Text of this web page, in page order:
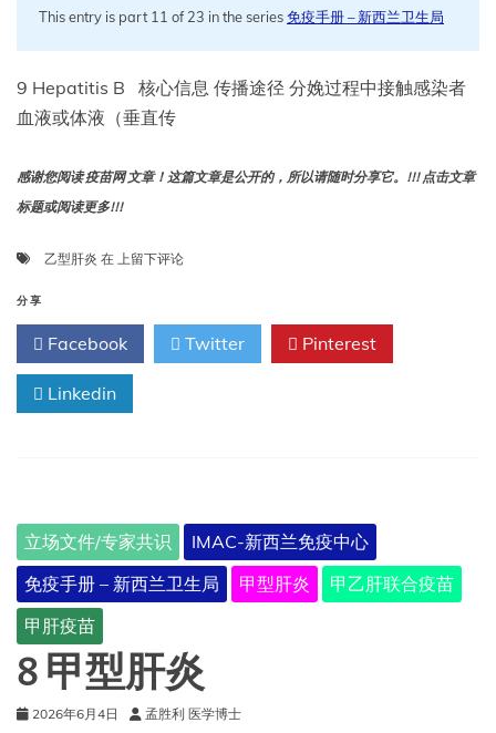
忧
This entry is part 11 of 23 in the series免疫手册 – 新西兰卫生局
9 Hepatitis B 核心信息 传播途径 分娩过程中接触感染者
血液或体液（垂直传
感谢您阅读 疫苗网 文章！这篇文章是公开的，所以请随时分享它。!!! 点击文章
标题或阅读更多!!!
乙型肝炎 在 9
肝
炎
上留下评论
分享
Facebook Twitter Pinterest
Linkedin
立场文件/专家共识
IMAC-新西兰免疫中心
免疫手册 – 新西兰卫生局
甲型肝炎
甲乙肝联合疫苗
甲肝疫苗
8 甲型肝炎
2026年6月4日 孟胜利 医学博士